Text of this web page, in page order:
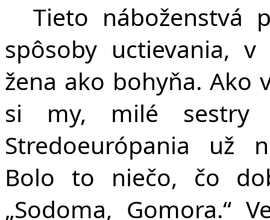
Tieto náboženstvá
spôsoby uctievania,
žena ako bohyňa. Ako
si my, milé sestry
Stredoeurópania už
Bolo to niečo, čo
„Sodoma, Gomora.“